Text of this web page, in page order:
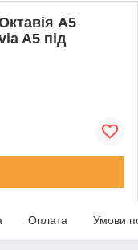
А5
A5 під
Оплата Умови